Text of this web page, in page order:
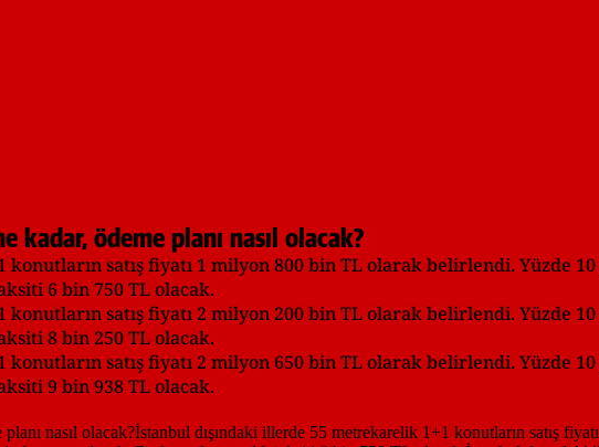
ödeme planı nasıl olacak?
satış fiyatı 1 milyon 800 bin TL olarak belirlendi. Yüzde
6 bin 750 TL olacak.
satış fiyatı 2 milyon 200 bin TL olarak belirlendi. Yüzde
8 bin 250 TL olacak.
satış fiyatı 2 milyon 650 bin TL olarak belirlendi. Yüzde
9 bin 938 TL olacak.